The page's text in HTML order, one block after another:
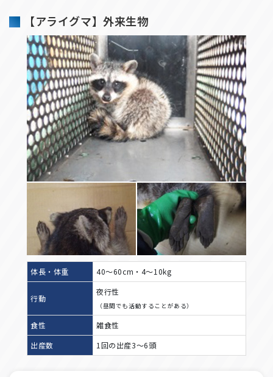
【アライグマ】外来生物
体長・体重 40～60cm・4～10kg
行動
夜行性
（昼間でも活動することがある）
食性
雑食性
出産数
1回の出産3～6頭